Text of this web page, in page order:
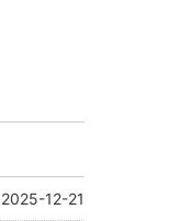
2025-12-21